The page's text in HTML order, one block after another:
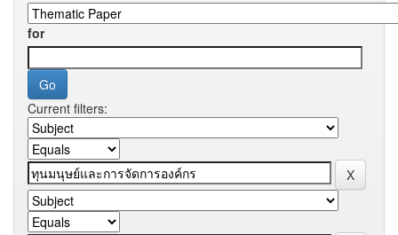
for
Current filters: